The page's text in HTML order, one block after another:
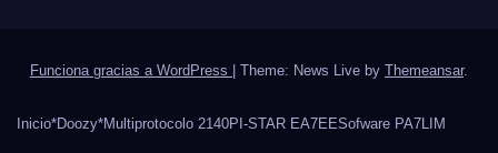
Funciona gracias a WordPress | Theme: News Live by Themeansar.
Inicio*Doozy*Multiprotocolo 2140PI-STAR EA7EESofware PA7LIM